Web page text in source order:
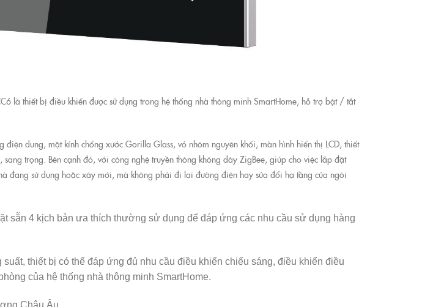
là thiết bị điều khiển được sử dụng trong hệ thống nhà thông minh SmartHome, hỗ trợ bật / tắt
điện dung, mặt kính chống xước Gorilla Glass, vỏ nhôm nguyên khối, màn hình hiển thị LCD, thiết
trọng. Bên cạnh đó, với công nghệ truyền thông không dây ZigBee, giúp cho việc lắp đặt
đang sử dụng hoặc xây mới, mà không phải đi lại đường điện hay sửa đổi hạ tầng của ngôi
sẵn 4 kịch bản ưa thích thường sử dụng để đáp ứng các nhu cầu sử dụng hàng
thiết bị có thể đáp ứng đủ nhu cầu điều khiển chiếu sáng, điều khiển điều
của hệ thống nhà thông minh SmartHome.
Châu Âu.